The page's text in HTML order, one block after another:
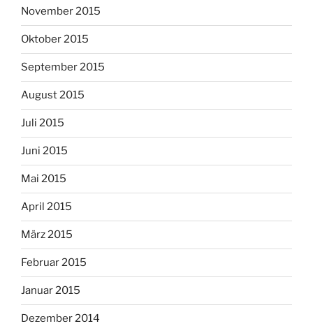
November 2015
Oktober 2015
September 2015
August 2015
Juli 2015
Juni 2015
Mai 2015
April 2015
März 2015
Februar 2015
Januar 2015
Dezember 2014